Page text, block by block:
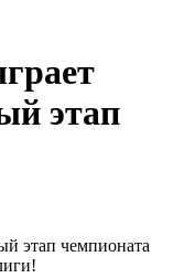
этап
этап чемпионата